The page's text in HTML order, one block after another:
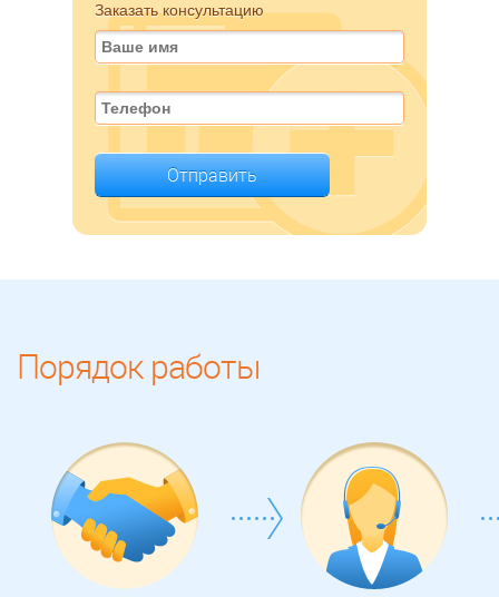
Заказать консультацию
Отправить
Порядок работы